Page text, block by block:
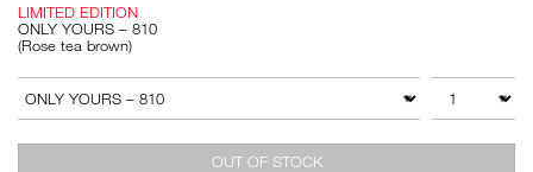
LIMITED EDITION
ONLY YOURS – 810
(Rose tea brown)
Add
to
cart
options
Product
Actions
สินค้าอื่นๆ จำนวน
OUT OF STOCK